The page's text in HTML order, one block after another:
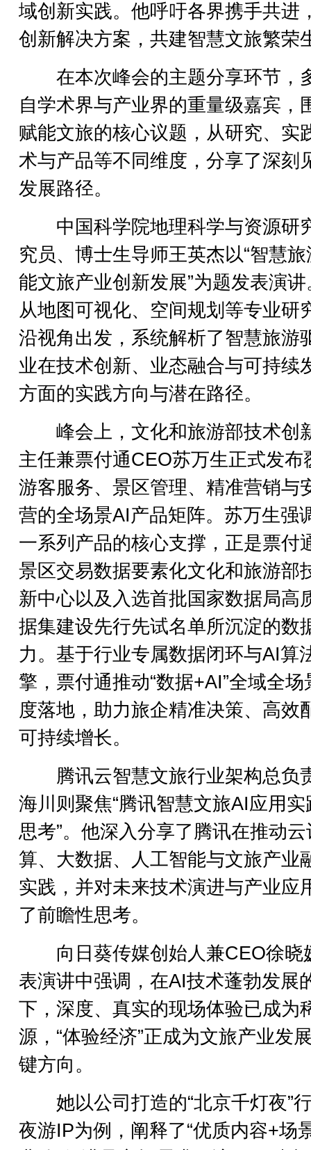
域创新实践。他呼吁各界携手共进
创新解决方案，共建智慧文旅繁荣
在本次峰会的主题分享环节，
自学术界与产业界的重量级嘉宾，
赋能文旅的核心议题，从研究、实
术与产品等不同维度，分享了深刻
发展路径。
中国科学院地理科学与资源研
究员、博士生导师王英杰以“智慧
能文旅产业创新发展”为题发表演
从地图可视化、空间规划等专业研
沿视角出发，系统解析了智慧旅游
业在技术创新、业态融合与可持续
方面的实践方向与潜在路径。
峰会上，文化和旅游部技术创
主任兼票付通CEO苏万生正式发布
游客服务、景区管理、精准营销与
营的全场景AI产品矩阵。苏万生强
一系列产品的核心支撑，正是票付
景区交易数据要素化文化和旅游部
新中心以及入选首批国家数据局高
据集建设先行先试名单所沉淀的数
力。基于行业专属数据闭环与AI算
擎，票付通推动“数据+AI”全域全场
度落地，助力旅企精准决策、高效
可持续增长。
腾讯云智慧文旅行业架构总负
海川则聚焦“腾讯智慧文旅AI应用实
思考”。他深入分享了腾讯在推动云
算、大数据、人工智能与文旅产业
实践，并对未来技术演进与产业应
了前瞻性思考。
向日葵传媒创始人兼CEO徐晓
表演讲中强调，在AI技术蓬勃发展
下，深度、真实的现场体验已成为
源，“体验经济”正成为文旅产业发
键方向。
她以公司打造的“北京千灯夜”
夜游IP为例，阐释了“优质内容+场